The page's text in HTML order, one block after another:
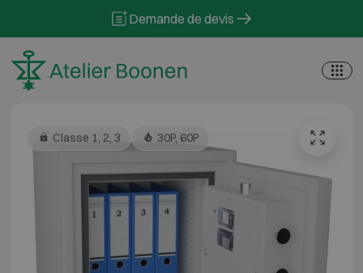
Demande de devis
Classe 1, 2, 3 30P, 60P